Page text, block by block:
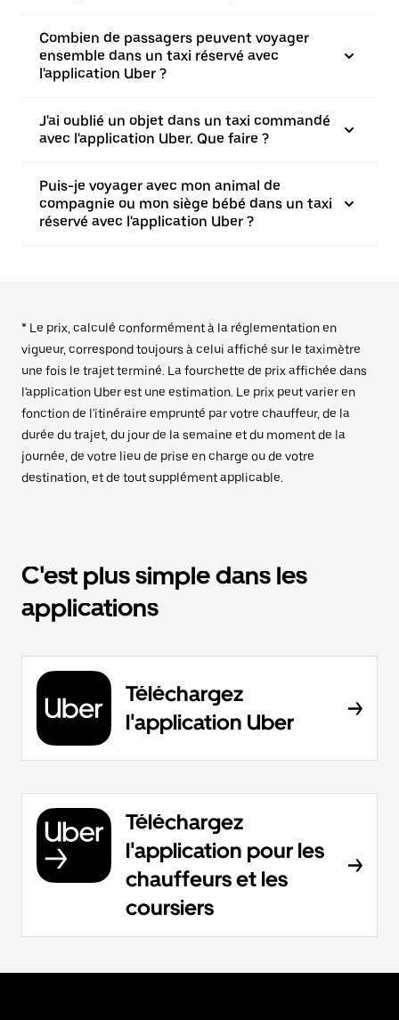
Combien de passagers peuvent voyager
ensemble dans un taxi réservé avec
l'application Uber ?
J'ai oublié un objet dans un taxi commandé
avec l'application Uber. Que faire ?
Puis-je voyager avec mon animal de
compagnie ou mon siège bébé dans un taxi
réservé avec l'application Uber ?
* Le prix, calculé conformément à la réglementation en
vigueur, correspond toujours à celui affiché sur le taximètre
une fois le trajet terminé. La fourchette de prix affichée dans
l'application Uber est une estimation. Le prix peut varier en
fonction de l'itinéraire emprunté par votre chauffeur, de la
durée du trajet, du jour de la semaine et du moment de la
journée, de votre lieu de prise en charge ou de votre
destination, et de tout supplément applicable.
C'est plus simple dans les
applications
Téléchargez
l'application Uber
Téléchargez
l'application pour les
chauffeurs et les
coursiers